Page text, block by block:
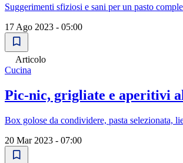
Suggerimenti sfiziosi e sani per un pasto
17 Ago 2023 - 05:00
Articolo
Cucina
Pic-nic, grigliate e aperitivi
Box golose da condividere, pasta selezionata,
20 Mar 2023 - 07:00